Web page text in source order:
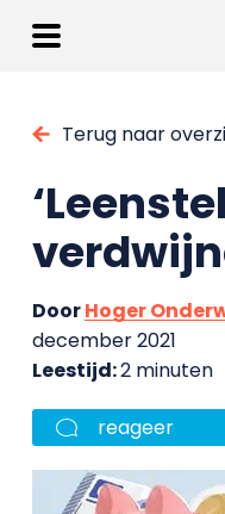
Terug naar
DoorHoger
december 2021
Leestijd:2 minuten
reageer